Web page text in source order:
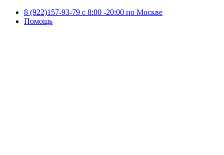
8 (922)157-93-79 c 8:00 -20:00 по Москве
Помощь